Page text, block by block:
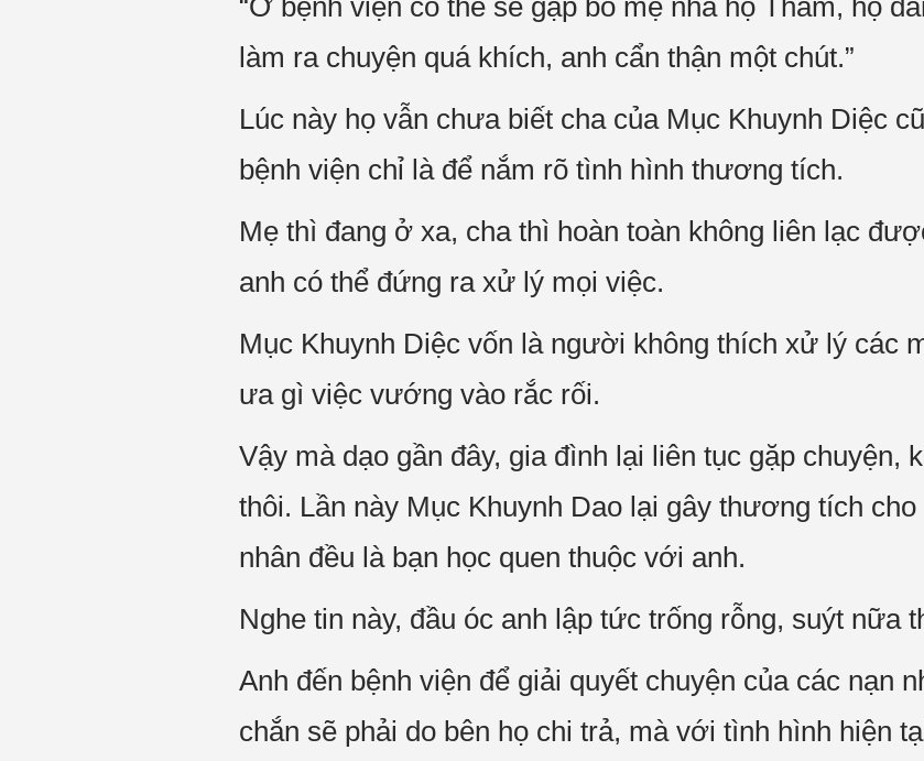
“Ở bệnh viện có thể sẽ gặp bố mẹ nhà họ Thẩm, họ
làm ra chuyện quá khích, anh cẩn thận một chút.”
Lúc này họ vẫn chưa biết cha của Mục Khuynh Diệc
bệnh viện chỉ là để nắm rõ tình hình thương tích.
Mẹ thì đang ở xa, cha thì hoàn toàn không liên lạc
anh có thể đứng ra xử lý mọi việc.
Mục Khuynh Diệc vốn là người không thích xử lý các
ưa gì việc vướng vào rắc rối.
Vậy mà dạo gần đây, gia đình lại liên tục gặp chuyện,
thôi. Lần này Mục Khuynh Dao lại gây thương tích
nhân đều là bạn học quen thuộc với anh.
Nghe tin này, đầu óc anh lập tức trống rỗng, suýt nữa
Anh đến bệnh viện để giải quyết chuyện của các nạn
chắn sẽ phải do bên họ chi trả, mà với tình hình hiện